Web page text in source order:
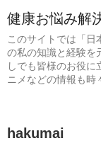
健康お悩み解
このサイトでは「日
の私の知識と経験を
しでも皆様のお役
ニメなどの情報も時
hakumai